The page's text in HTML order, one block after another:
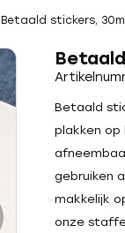
Betaald stickers,
Betaald
plakken
gebruiken
makkelijk
onze